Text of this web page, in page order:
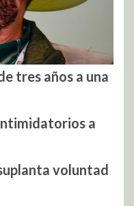
tres años a una
a
voluntad